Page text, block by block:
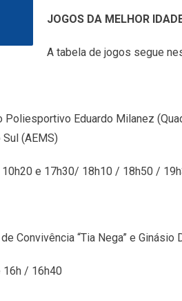
JOGOS DA MELHOR
A tabela de jogos segue
Eduardo Milanez
(AEMS)
e 17h30/ 18h10 / 18h50 /
Convivência “Tia Nega” e
16h / 16h40